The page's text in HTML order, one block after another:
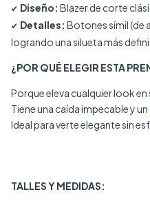
✔ Diseño: Blazer de corte
✔ Detalles: Botones símil (de
logrando una silueta más
¿POR QUÉ ELEGIR ESTA
Porque eleva cualquier look en
Tiene una caída impecable y
Ideal para verte elegante sin
TALLES Y MEDIDAS: